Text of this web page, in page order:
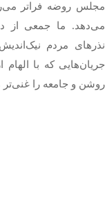
مجلس روضه فراتر
می‌دهد. ما جمعی از
نذرهای مردم
جریان‌هایی که با الهام
روشن و جامعه را